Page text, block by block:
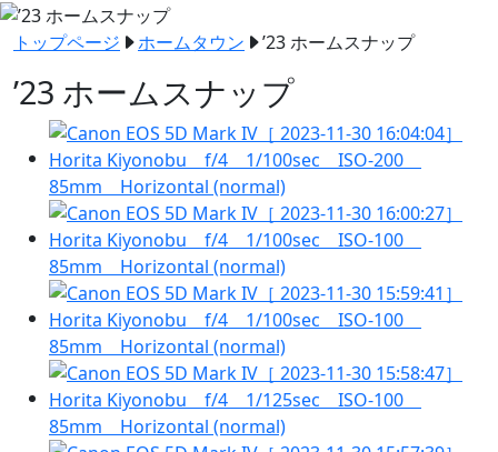
トップページ ホームタウン ’23 ホームスナップ
’23 ホームスナップ